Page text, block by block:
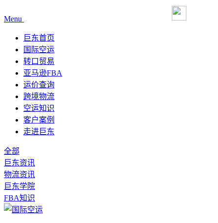
Menu
巨东首页
国际空运
转口贸易
亚马逊FBA
运价查询
跨境物流
空运知识
客户案例
走进巨东
全部
巨东资讯
物流资讯
巨东学院
FBA知识